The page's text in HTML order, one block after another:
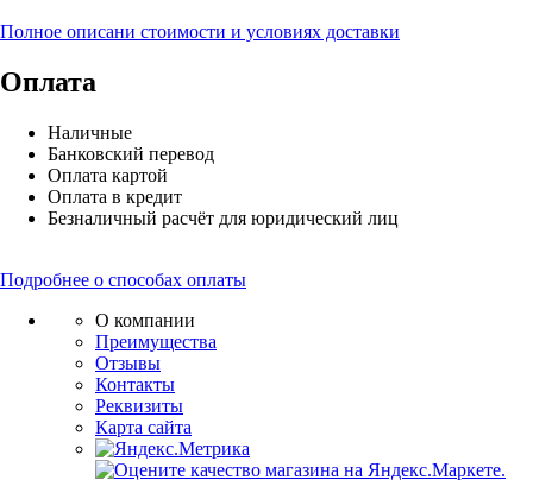
Полное описани стоимости и условиях доставки
Оплата
Наличные
Банковский перевод
Оплата картой
Оплата в кредит
Безналичный расчёт для юридический лиц
Подробнее о способах оплаты
О компании
Преимущества
Отзывы
Контакты
Реквизиты
Карта сайта